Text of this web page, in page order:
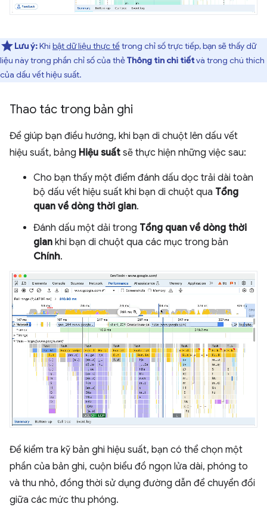
Lưu ý:Khi bật dữ liệu thực tếtrong chỉ số trực tiếp, bạn sẽ thấy dữ
liệu này trong phần chỉ số của thẻThông tin chi tiếtvà trong chú thích
của dấu vết hiệu suất.
Thao tác trong bản ghi
Để giúp bạn điều hướng, khi bạn di chuột lên dấu vết
hiệu suất, bảng Hiệu suất sẽ thực hiện những việc sau:
Cho bạn thấy một điểm đánh dấu dọc trải dài toàn
bộ dấu vết hiệu suất khi bạn di chuột qua Tổng
quan về dòng thời gian.
Đánh dấu một dải trong Tổng quan về dòng thời
gian khi bạn di chuột qua các mục trong bản
Chính.
Để kiểm tra kỹ bản ghi hiệu suất, bạn có thể chọn một
phần của bản ghi, cuộn biểu đồ ngọn lửa dài, phóng to
và thu nhỏ, đồng thời sử dụng đường dẫn để chuyển đổi
giữa các mức thu phóng.